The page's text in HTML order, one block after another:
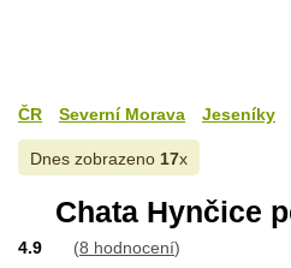
ČR Severní Morava Jeseníky
Dnes zobrazeno 17x
Chata Hynčice
4.9 (8 hodnocení)